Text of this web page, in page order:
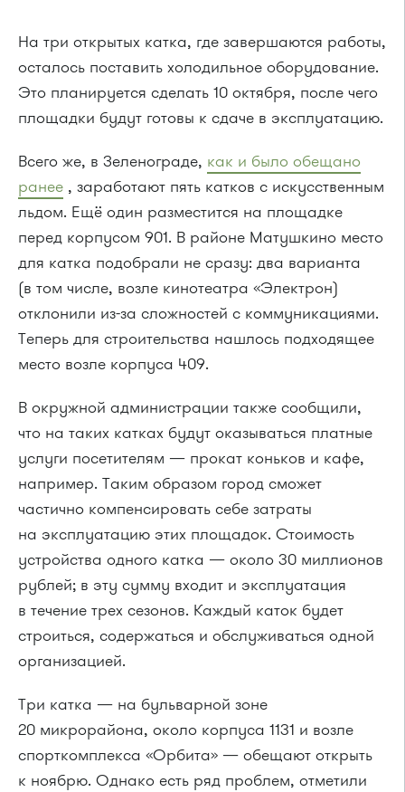
На три открытых катка, где завершаются работы,
осталось поставить холодильное оборудование.
Это планируется сделать 10 октября, после чего
площадки будут готовы к сдаче в эксплуатацию.
Всего же, в Зеленограде, как и было обещано
ранее , заработают пять катков с искусственным
льдом. Ещё один разместится на площадке
перед корпусом 901. В районе Матушкино место
для катка подобрали не сразу: два варианта
(в том числе, возле кинотеатра «Электрон)
отклонили из-за сложностей с коммуникациями.
Теперь для строительства нашлось подходящее
место возле корпуса 409.
В окружной администрации также сообщили,
что на таких катках будут оказываться платные
услуги посетителям — прокат коньков и кафе,
например. Таким образом город сможет
частично компенсировать себе затраты
на эксплуатацию этих площадок. Стоимость
устройства одного катка — около 30 миллионов
рублей; в эту сумму входит и экcплуатация
в течение трех сезонов. Каждый каток будет
строиться, содержаться и обслуживаться одной
организацией.
Три катка — на бульварной зоне
20 микрорайона, около корпуса 1131 и возле
спорткомплекса «Орбита» — обещают открыть
к ноябрю. Однако есть ряд проблем, отметили